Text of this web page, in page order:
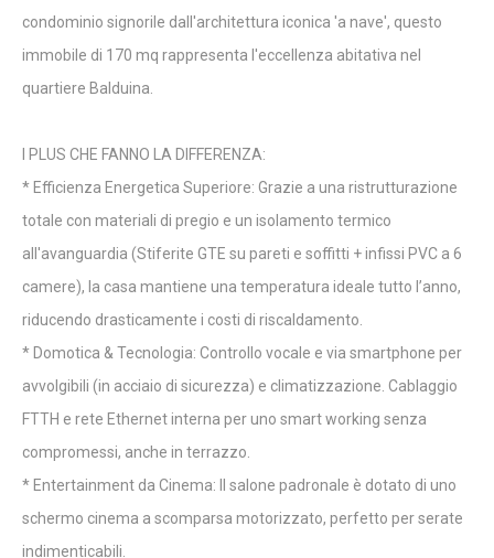
condominio signorile dall'architettura iconica 'a nave', questo
immobile di 170 mq rappresenta l'eccellenza abitativa nel
quartiere Balduina.
I PLUS CHE FANNO LA DIFFERENZA:
* Efficienza Energetica Superiore: Grazie a una ristrutturazione
totale con materiali di pregio e un isolamento termico
all'avanguardia (Stiferite GTE su pareti e soffitti + infissi PVC a 6
camere), la casa mantiene una temperatura ideale tutto l’anno,
riducendo drasticamente i costi di riscaldamento.
* Domotica & Tecnologia: Controllo vocale e via smartphone per
avvolgibili (in acciaio di sicurezza) e climatizzazione. Cablaggio
FTTH e rete Ethernet interna per uno smart working senza
compromessi, anche in terrazzo.
* Entertainment da Cinema: Il salone padronale è dotato di uno
schermo cinema a scomparsa motorizzato, perfetto per serate
indimenticabili.